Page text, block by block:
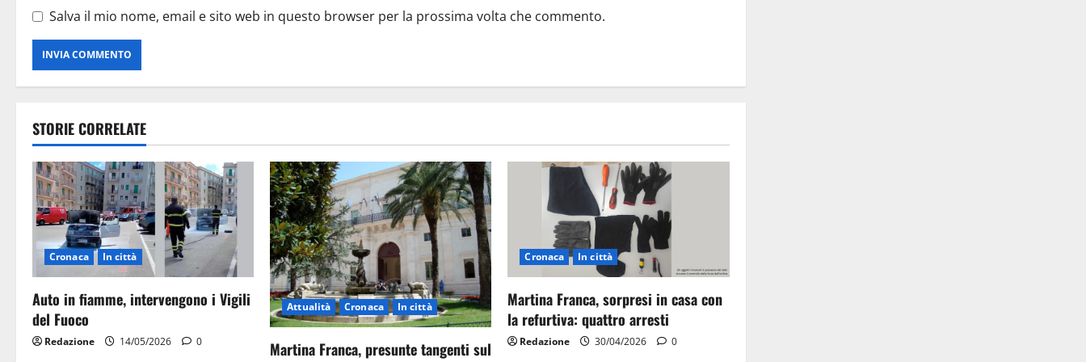
Salva il mio nome, email e sito web in questo browser per la prossima volta che commento.
STORIE CORRELATE
Cronaca In città
Auto in fiamme, intervengono i Vigili
del Fuoco
Redazione 14/05/2026 0
Attualità Cronaca In città
Martina Franca, presunte tangenti sul
Cronaca In città
Martina Franca, sorpresi in casa con
la refurtiva: quattro arresti
Redazione 30/04/2026 0